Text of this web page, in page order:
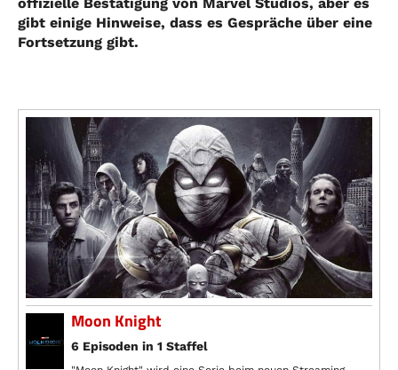
gibt einige Hinweise, dass es Gespräche über eine
Fortsetzung gibt.
Moon Knight
6 Episoden in 1 Staffel